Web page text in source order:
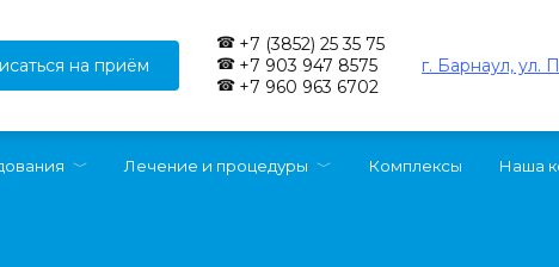
на приём
+7 (3852) 25 35 75
+7 903 947 8575
+7 960 963 6702
г. Барнаул, ул.
Лечение и процедуры Комплексы Наша